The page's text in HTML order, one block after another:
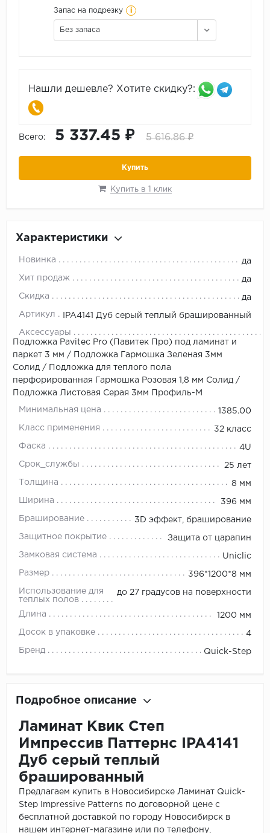
Запас на подрезку i
Без запаса
Нашли дешевле? Хотите скидку?:
Всего: 5 337.45 ₽ 5 616.86 ₽
Купить
Купить в 1 клик
Характеристики
Новинка да
Хит продаж да
Скидка да
Артикул IPA4141 Дуб серый теплый брашированный
Аксессуары
Подложка Pavitec Pro (Павитек Про) под ламинат и
паркет 3 мм /
Подложка Гармошка Зеленая 3мм
Солид /
Подложка для теплого пола
перфорированная Гармошка Розовая 1,8 мм Солид /
Подложка Листовая Серая 3мм Профиль-М
Минимальная цена 1385.00
Класс применения 32 класс
Фаска 4U
Срок_службы 25 лет
Толщина 8 мм
Ширина 396 мм
Браширование 3D эффект, браширование
Защитное покрытие Защита от царапин
Замковая система Uniclic
Размер 396*1200*8 мм
Использование для
теплых полов
до 27 градусов на поверхности
Длина 1200 мм
Досок в упаковке 4
Бренд Quick-Step
Подробное описание
Ламинат Квик Степ
Импрессив Паттернс IPA4141
Дуб серый теплый
брашированный
Предлагаем купить в Новосибирске Ламинат Quick-
Step Impressive Patterns по договорной цене с
бесплатной доставкой по городу Новосибирск в
нашем интернет-магазине или по телефону,